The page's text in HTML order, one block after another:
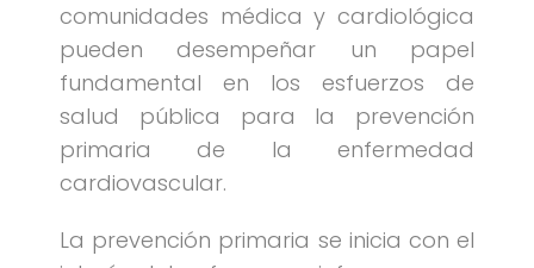
comunidades médica y cardiológica
pueden desempeñar un papel
fundamental en los esfuerzos de
salud pública para la prevención
primaria de la enfermedad
cardiovascular.
La prevención primaria se inicia con el